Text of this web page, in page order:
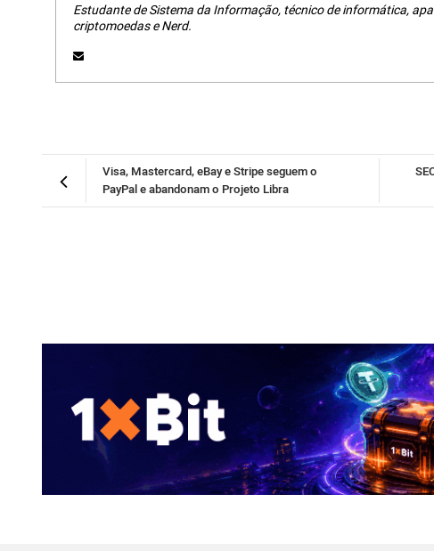
Estudante de Sistema da Informação, técnico de informática,
criptomoedas e Nerd.
Visa, Mastercard, eBay e Stripe seguem o
PayPal e abandonam o Projeto Libra